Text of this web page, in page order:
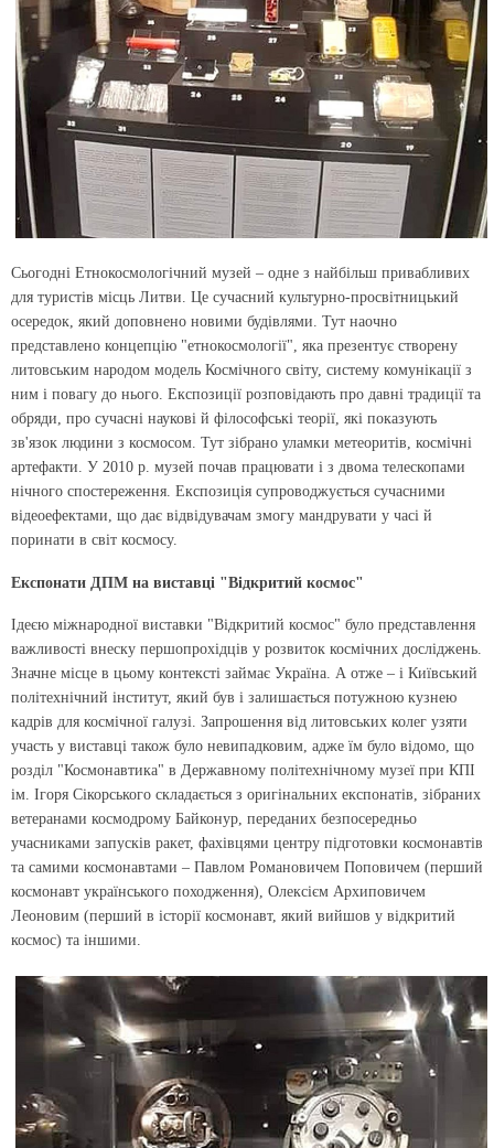
Сьогодні Етнокосмологічний музей – одне з найбільш привабливих
для туристів місць Литви. Це сучасний культурно-просвітницький
осередок, який доповнено новими будівлями. Тут наочно
представлено концепцію "етнокосмології", яка презентує створену
литовським народом модель Космічного світу, систему комунікації з
ним і повагу до нього. Експозиції розповідають про давні традиції та
обряди, про сучасні наукові й філософські теорії, які показують
зв'язок людини з космосом. Тут зібрано уламки метеоритів, космічні
артефакти. У 2010 р. музей почав працювати і з двома телескопами
нічного спостереження. Експозиція супроводжується сучасними
відеоефектами, що дає відвідувачам змогу мандрувати у часі й
поринати в світ космосу.
Експонати ДПМ на виставці "Відкритий космос"
Ідеєю міжнародної виставки "Відкритий космос" було представлення
важливості внеску першопрохідців у розвиток космічних досліджень.
Значне місце в цьому контексті займає Україна. А отже – і Київський
політехнічний інститут, який був і залишається потужною кузнею
кадрів для космічної галузі. Запрошення від литовських колег узяти
участь у виставці також було невипадковим, адже їм було відомо, що
розділ "Космонавтика" в Державному політехнічному музеї при КПІ
ім. Ігоря Сікорського складається з оригінальних експонатів, зібраних
ветеранами космодрому Байконур, переданих безпосередньо
учасниками запусків ракет, фахівцями центру підготовки космонавтів
та самими космонавтами – Павлом Романовичем Поповичем (перший
космонавт українського походження), Олексієм Архиповичем
Леоновим (перший в історії космонавт, який вийшов у відкритий
космос) та іншими.